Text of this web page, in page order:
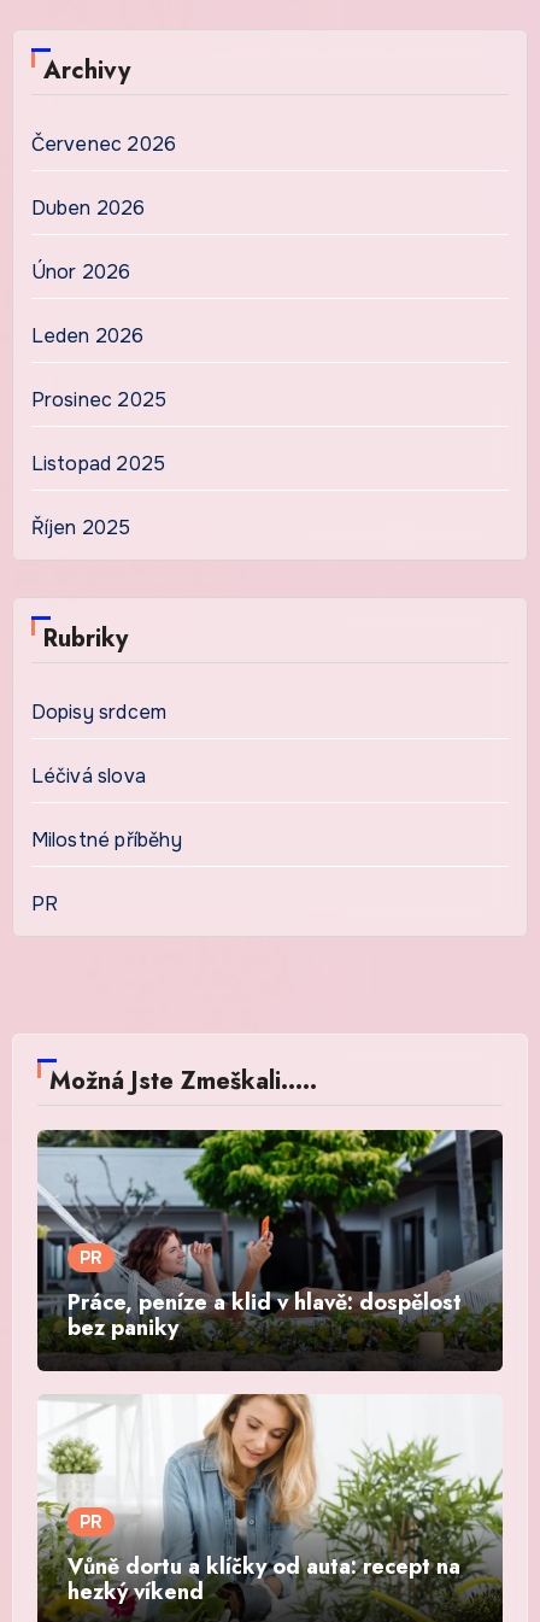
Archivy
Červenec 2026
Duben 2026
Únor 2026
Leden 2026
Prosinec 2025
Listopad 2025
Říjen 2025
Rubriky
Dopisy srdcem
Léčivá slova
Milostné příběhy
PR
Možná Jste Zmeškali.....
PR
Práce, peníze a klid v hlavě: dospělost
bez paniky
PR
Vůně dortu a klíčky od auta: recept na
hezký víkend